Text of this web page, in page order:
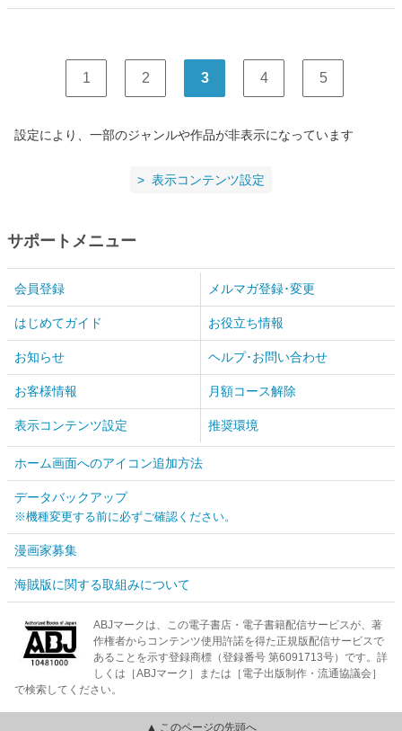
1 2 3 4 5
設定により、一部のジャンルや作品が非表示になっています
表示コンテンツ設定
サポートメニュー
会員登録 メルマガ登録･変更
はじめてガイド お役立ち情報
お知らせ ヘルプ･お問い合わせ
お客様情報 月額コース解除
表示コンテンツ設定 推奨環境
ホーム画面へのアイコン追加方法
データバックアップ
※機種変更する前に必ずご確認ください。
漫画家募集
海賊版に関する取組みについて
ABJマークは、この電子書店・電子書籍配信サービスが、著
作権者からコンテンツ使用許諾を得た正規版配信サービスで
あることを示す登録商標（登録番号 第6091713号）です。詳
しくは［ABJマーク］または［電子出版制作・流通協議会］
で検索してください。
▲ このページの先頭へ